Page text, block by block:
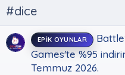
#dice
EPIK OYUNLAR
Games'te %95
Temmuz 2026.